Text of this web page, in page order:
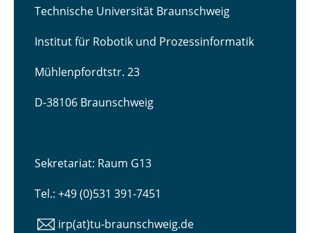
Technische Universität Braunschweig
Institut für Robotik und Prozessinformatik
Mühlenpfordtstr. 23
D-38106 Braunschweig
Sekretariat: Raum G13
Tel.: +49 (0)531 391-7451
irp(at)tu-braunschweig.de